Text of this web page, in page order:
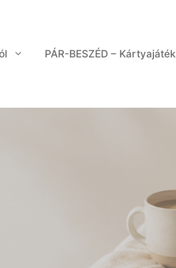
PÁR-BESZÉD – Kártyajáték